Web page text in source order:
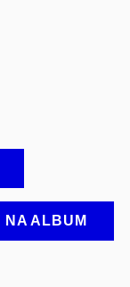
NA ALBUM